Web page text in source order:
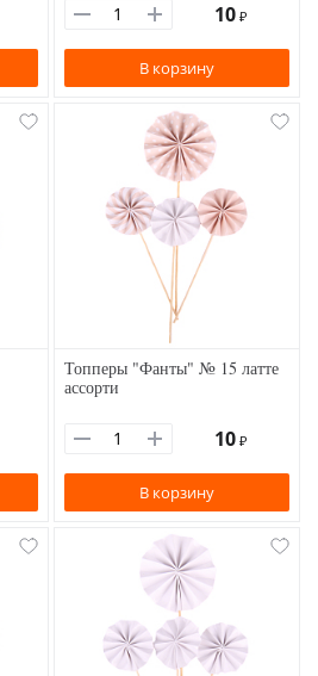
10 ₽
В корзину
Топперы "Фанты" № 15 латте
ассорти
10 ₽
В корзину